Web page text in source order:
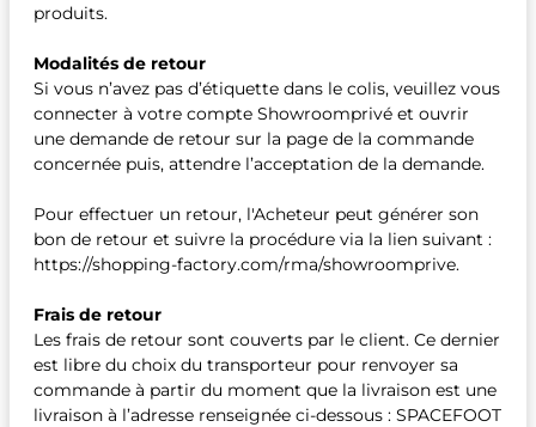
produits.
Modalités de retour
Si vous n’avez pas d’étiquette dans le colis, veuillez vous
connecter à votre compte Showroomprivé et ouvrir
une demande de retour sur la page de la commande
concernée puis, attendre l’acceptation de la demande.
Pour effectuer un retour, l'Acheteur peut générer son
bon de retour et suivre la procédure via la lien suivant :
https://shopping-factory.com/rma/showroomprive.
Frais de retour
Les frais de retour sont couverts par le client. Ce dernier
est libre du choix du transporteur pour renvoyer sa
commande à partir du moment que la livraison est une
livraison à l’adresse renseignée ci-dessous : SPACEFOOT